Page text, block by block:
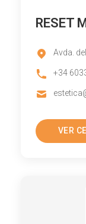
RESET
Avda.
+34
VER